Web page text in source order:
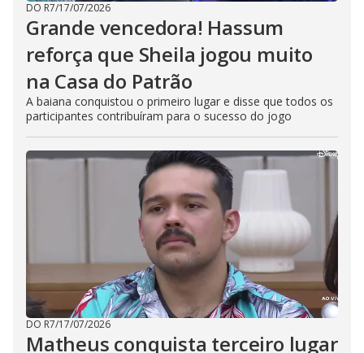
DO R7/17/07/2026
Grande vencedora! Hassum
reforça que Sheila jogou muito
na Casa do Patrão
A baiana conquistou o primeiro lugar e disse que todos os
participantes contribuíram para o sucesso do jogo
DO R7/17/07/2026
Matheus conquista terceiro lugar